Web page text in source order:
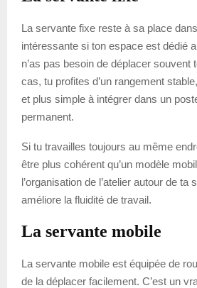
La servante fixe reste à sa place
intéressante si ton espace est dédié
n’as pas besoin de déplacer souvent
cas, tu profites d’un rangement
et plus simple à intégrer dans un
permanent.
Si tu travailles toujours au même
être plus cohérent qu’un modèle
l’organisation de l’atelier autour de ta
améliore la fluidité de travail.
La servante mobile
La servante mobile est équipée de
de la déplacer facilement. C’est un